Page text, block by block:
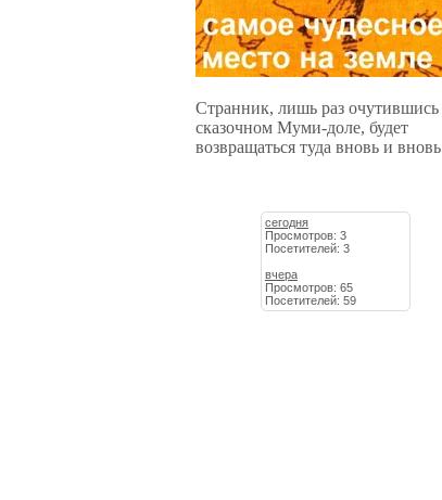
Странник, лишь раз очутившись
сказочном Муми-доле, будет
возвращаться туда вновь и
сегодня
Просмотров: 3
Посетителей: 3
вчера
Просмотров: 65
Посетителей: 59